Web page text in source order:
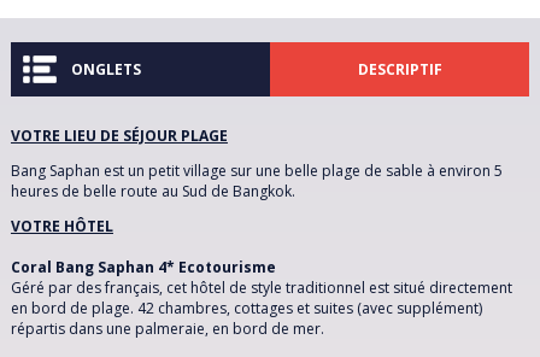
ITALIE
POLOGNE
À *
De *
Message
ONGLETS DESCRIPTIF
DATES & TARIFS
BON À SAVOIR
VOYAGES SEMBLABLES
VOTRE LIEU DE SÉJOUR PLAGE
Bang Saphan est un petit village sur une belle plage de sable à environ 5
heures de belle route au Sud de Bangkok.
VOTRE HÔTEL
Coral Bang Saphan 4* Ecotourisme
Géré par des français, cet hôtel de style traditionnel est situé directement
en bord de plage. 42 chambres, cottages et suites (avec supplément)
répartis dans une palmeraie, en bord de mer.